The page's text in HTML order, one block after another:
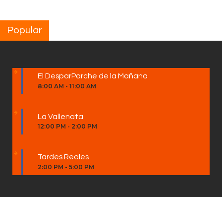
Popular
El DesparParche de la Mañana
8:00 AM - 11:00 AM
La Vallenata
12:00 PM - 2:00 PM
Tardes Reales
2:00 PM - 5:00 PM